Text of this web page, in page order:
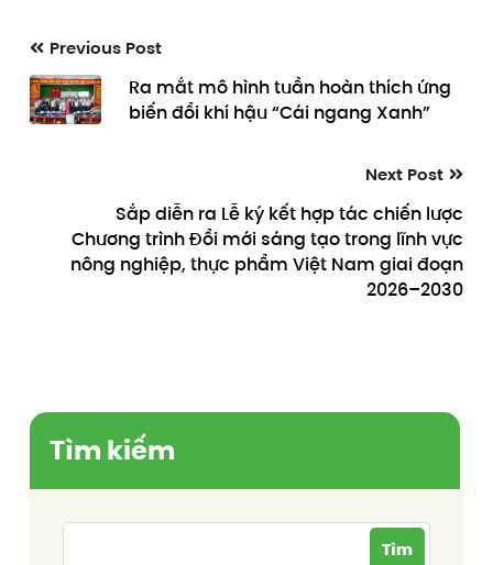
Previous Post
Ra mắt mô hình tuần hoàn thích ứng
biến đổi khí hậu “Cái ngang Xanh”
Next Post
Sắp diễn ra Lễ ký kết hợp tác chiến lược
Chương trình Đổi mới sáng tạo trong lĩnh vực
nông nghiệp, thực phẩm Việt Nam giai đoạn
2026–2030
Tìm kiếm
Tìm